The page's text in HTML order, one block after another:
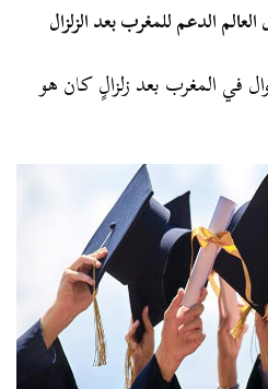
الدعم للمغرب بعد الزلزال
في المغرب بعد زلزالٍ كان هو